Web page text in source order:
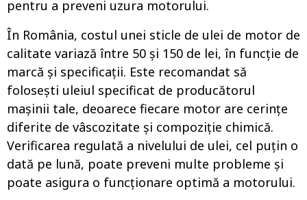
pentru a preveni uzura motorului.
În România, costul unei sticle de ulei de motor de
calitate variază între 50 și 150 de lei, în funcție de
marcă și specificații. Este recomandat să
folosești uleiul specificat de producătorul
mașinii tale, deoarece fiecare motor are cerințe
diferite de vâscozitate și compoziție chimică.
Verificarea regulată a nivelului de ulei, cel puțin o
dată pe lună, poate preveni multe probleme și
poate asigura o funcționare optimă a motorului.